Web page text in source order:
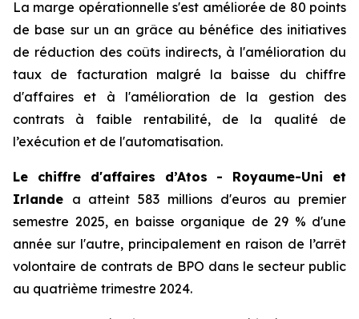
La marge opérationnelle s'est améliorée de 80 points
de base sur un an grâce au bénéfice des initiatives
de réduction des coûts indirects, à l'amélioration du
taux de facturation malgré la baisse du chiffre
d'affaires et à l'amélioration de la gestion des
contrats à faible rentabilité, de la qualité de
l’exécution et de l'automatisation.
Le chiffre d'affaires d’Atos - Royaume-Uni et
Irlande a atteint 583 millions d'euros au premier
semestre 2025, en baisse organique de 29 % d'une
année sur l'autre, principalement en raison de l’arrêt
volontaire de contrats de BPO dans le secteur public
au quatrième trimestre 2024.